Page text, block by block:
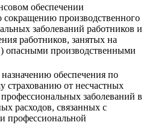
обеспечении
производственного
заболеваний работников и
работников, занятых на
опасными производственными
назначению обеспечения по
страхованию от несчастных
заболеваний в
расходов, связанных с
профессиональной